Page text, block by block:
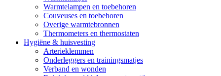
Warmtelampen en toebehoren
Couveuses en toebehoren
Overige warmtebronnen
Thermometers en thermostaten
Hygiëne & huisvesting
Arterieklemmen
Onderleggers en trainingsmatjes
Verband en wonden